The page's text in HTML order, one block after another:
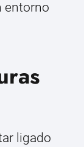
entorno
ligado